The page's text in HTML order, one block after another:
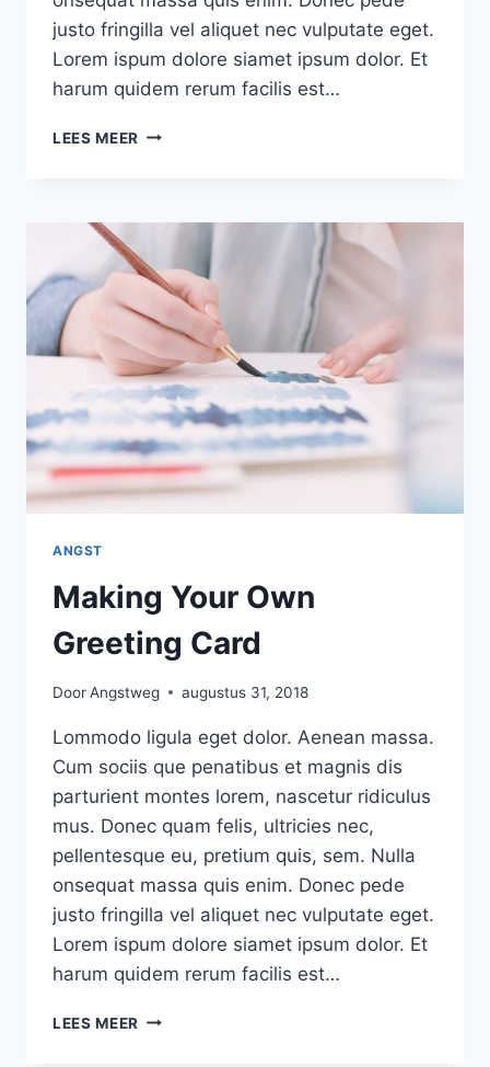
justo fringilla vel aliquet nec vulputate eget.
Lorem ispum dolore siamet ipsum dolor. Et
harum quidem rerum facilis est…
LEES MEER MAKING
ANGST
Making Your Own
Greeting Card
DoorAngstweg augustus 31, 2018
Lommodo ligula eget dolor. Aenean massa.
Cum sociis que penatibus et magnis dis
parturient montes lorem, nascetur ridiculus
mus. Donec quam felis, ultricies nec,
pellentesque eu, pretium quis, sem. Nulla
onsequat massa quis enim. Donec pede
justo fringilla vel aliquet nec vulputate eget.
Lorem ispum dolore siamet ipsum dolor. Et
harum quidem rerum facilis est…
LEES MEER MAKING